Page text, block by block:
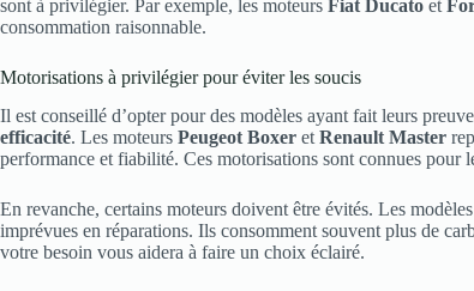
sont à privilégier. Par exemple, les moteurs Fiat Ducato et
consommation raisonnable.
Motorisations à privilégier pour éviter les soucis
Il est conseillé d’opter pour des modèles ayant fait leurs
efficacité. Les moteurs Peugeot Boxer et Renault Master
performance et fiabilité. Ces motorisations sont connues pour
En revanche, certains moteurs doivent être évités. Les
imprévues en réparations. Ils consomment souvent plus de
votre besoin vous aidera à faire un choix éclairé.